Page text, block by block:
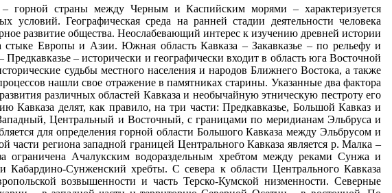
горной страны между Черным и Каспийским морями – характеризуется
условий. Географическая среда на ранней стадии деятельности человека
развитие общества. Неослабевающий интерес к изучению древней истории
стыке Европы и Азии. Южная область Кавказа – Закавказье – по рельефу и
– исторически и географически входит в область юга Восточной
судьбы местного населения и народов Ближнего Востока, а также
нашли свое отражение в памятниках старины. Указанные два фактора
различных областей Кавказа и необычайную этническую пестроту его
Кавказа делят, как правило, на три части: Предкавказье, Большой Кавказ и
Центральный и Восточный, с границами по меридианам Эльбруса и
для определения горной области Большого Кавказа между Эльбрусом и
региона западной границей Центрального Кавказа является р. Малка –
ограничена Ачалукским водораздельным хребтом между реками Сунжа и
Кабардино-Сунженский хребты. С севера к области Центрального Кавказа
возвышенности и часть Терско-Кумской низменности. Северные